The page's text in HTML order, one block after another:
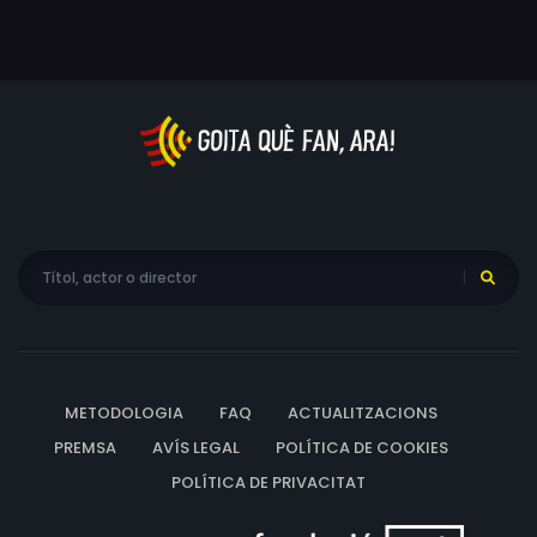
METODOLOGIA FAQ
ACTUALITZACIONS
PREMSA
AVÍS LEGAL
POLÍTICA DE COOKIES
POLÍTICA DE PRIVACITAT